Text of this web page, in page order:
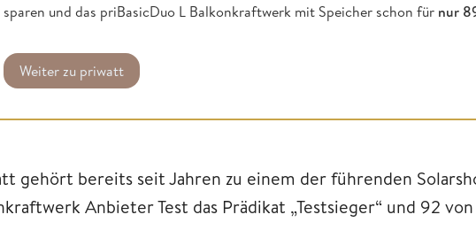
sparen und das priBasicDuo L Balkonkraftwerk mit Speicher schon für nur
Weiter zu priwatt
gehört bereits seit Jahren zu einem der führenden
Anbieter Test das Prädikat „Testsieger“ und 92